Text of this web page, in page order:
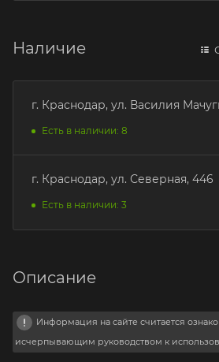
Наличие
г. Краснодар, ул. Василия
Есть в наличии: 8
г. Краснодар, ул. Северная, 446
Есть в наличии: 3
Описание
Информация на сайте считается
исчерпывающим руководством к